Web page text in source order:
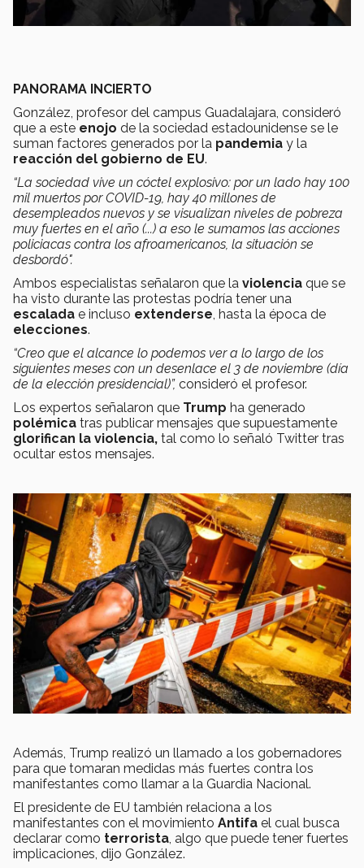
PANORAMA INCIERTO
González, profesor del campus Guadalajara, consideró
que a este enojo de la sociedad estadounidense se le
suman factores generados por la pandemia y la
reacción del gobierno de EU.
“La sociedad vive un cóctel explosivo: por un lado hay 100
mil muertos por COVID-19, hay 40 millones de
desempleados nuevos y se visualizan niveles de pobreza
muy fuertes en el año (...) a eso le sumamos las acciones
policiacas contra los afroamericanos, la situación se
desbordó".
Ambos especialistas señalaron que la violencia que se
ha visto durante las protestas podría tener una
escalada e incluso extenderse, hasta la época de
elecciones.
“Creo que el alcance lo podemos ver a lo largo de los
siguientes meses con un desenlace el 3 de noviembre (día
de la elección presidencial)”, consideró el profesor.
Los expertos señalaron que Trump ha generado
polémica tras publicar mensajes que supuestamente
glorifican la violencia, tal como lo señaló Twitter tras
ocultar estos mensajes.
Además, Trump realizó un llamado a los gobernadores
para que tomaran medidas más fuertes contra los
manifestantes como llamar a la Guardia Nacional.
El presidente de EU también relaciona a los
manifestantes con el movimiento Antifa el cual busca
declarar como terrorista , algo que puede tener fuertes
implicaciones, dijo González.